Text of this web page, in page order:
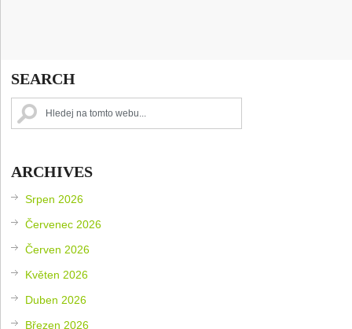
SEARCH
ARCHIVES
Srpen 2026
Červenec 2026
Červen 2026
Květen 2026
Duben 2026
Březen 2026